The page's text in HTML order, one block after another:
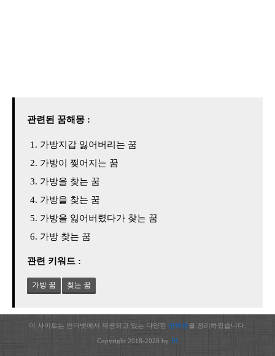
관련된 꿈해몽 :
가방지갑 잃어버리는 꿈
가방이 찢어지는 꿈
가방을 찾는 꿈
가방을 찾는 꿈
가방을 잃어버렸다가 찾는 꿈
가방 찾는 꿈
관련 키워드 :
가방 꿈 찾는 꿈
이 사이트는 인터넷에서 제공되고 있는 다양한 꿈해몽을 정리하였습니다.
Copyright 2018-2020 by JH